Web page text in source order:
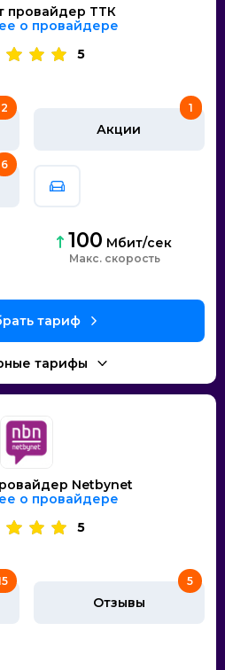
провайдер ТТК
о провайдере
5
Акции
1
6
100 Мбит/сек
скорость
Netbynet
о провайдере
5
Отзывы
5